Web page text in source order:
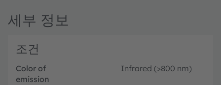
세부 정보
조건
Color of
emission
Infrared (>800 nm)